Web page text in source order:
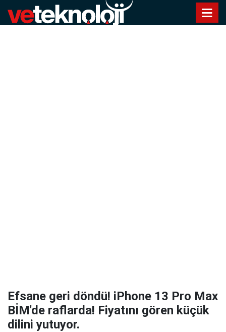
Efsane geri döndü! iPhone 13 Pro Max
BİM'de raflarda! Fiyatını gören küçük
dilini yutuyor.